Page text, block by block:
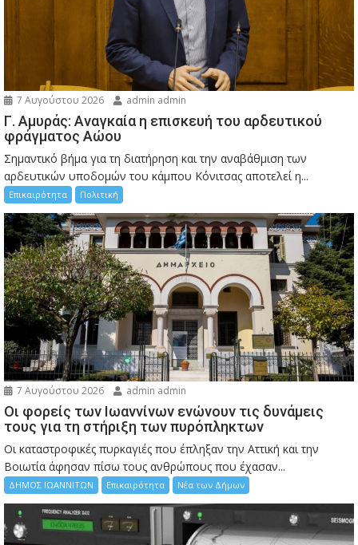
7 Αυγούστου 2026 admin admin
Γ. Αμυράς: Αναγκαία η επισκευή του αρδευτικού
φράγματος Αώου
Σημαντικό βήμα για τη διατήρηση και την αναβάθμιση των
αρδευτικών υποδομών του κάμπου Κόνιτσας αποτελεί η...
Επικαιρότητα Πολιτική
7 Αυγούστου 2026 admin admin
Οι φορείς των Ιωαννίνων ενώνουν τις δυνάμεις
τους για τη στήριξη των πυρόπληκτων
Οι καταστροφικές πυρκαγιές που έπληξαν την Αττική και την
Bοιωτία άφησαν πίσω τους ανθρώπους που έχασαν...
ΔΗΜΟΣ ΙΩΑΝΝΙΤΩΝ Επικαιρότητα Νέα των Δήμων